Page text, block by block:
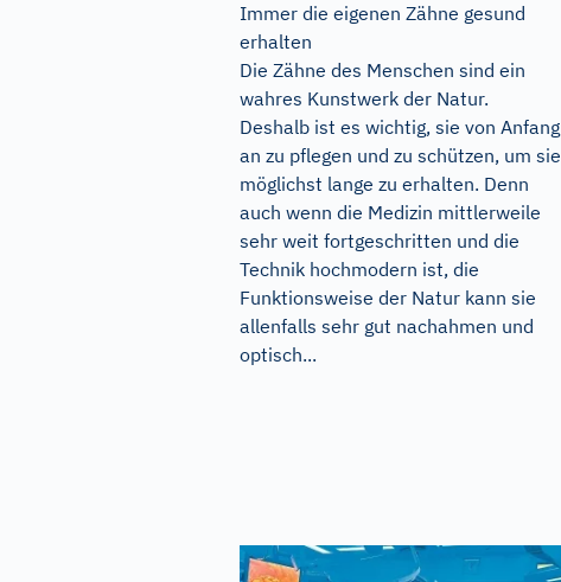
Immer die eigenen Zähne gesund
erhalten
Die Zähne des Menschen sind ein
wahres Kunstwerk der Natur.
Deshalb ist es wichtig, sie von Anfang
an zu pflegen und zu schützen, um sie
möglichst lange zu erhalten. Denn
auch wenn die Medizin mittlerweile
sehr weit fortgeschritten und die
Technik hochmodern ist, die
Funktionsweise der Natur kann sie
allenfalls sehr gut nachahmen und
optisch...